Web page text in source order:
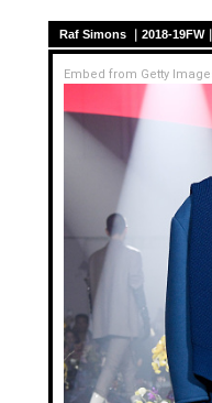
Raf Simons ｜2018-19FW
Embed from Getty